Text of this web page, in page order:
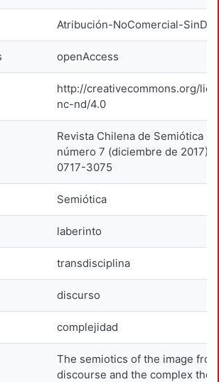
Atribución-NoComercial-
openAccess
http://creativecommons.org/
nc-nd/4.0
Revista Chilena de Semiótica
número 7 (diciembre de 2017),
0717-3075
Semiótica
laberinto
transdisciplina
discurso
complejidad
The semiotics of the image
discourse and the complex